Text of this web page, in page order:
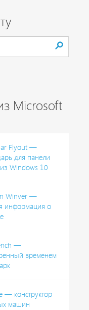
Microsoft
Flyout —
для панели
Windows 10
Winver —
информация о
—
временем
— конструктор
машин